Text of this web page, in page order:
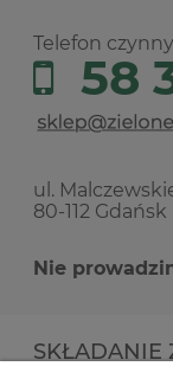
Telefon
58
ul.
80-112 Gdańsk
Nie
SKŁADANIE